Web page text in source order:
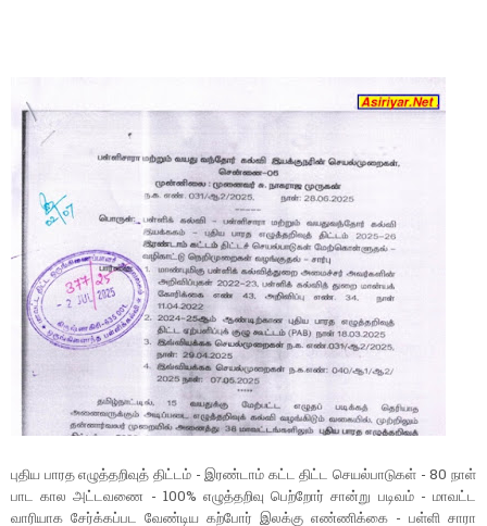
புதிய பாரத எழுத்தறிவுத் திட்டம் - இரண்டாம் கட்ட திட்ட செயல்பாடுகள் - 80 நாள்
பாட கால அட்டவணை - 100% எழுத்தறிவு பெற்றோர் சான்று படிவம் - மாவட்ட
வாரியாக சேர்க்கப்பட வேண்டிய கற்போர் இலக்கு எண்ணிக்கை - பள்ளி சாரா